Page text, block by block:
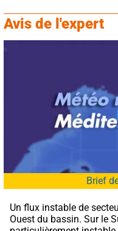
Avis de l'expert
Brief
Un flux instable de
Ouest du bassin. Sur le